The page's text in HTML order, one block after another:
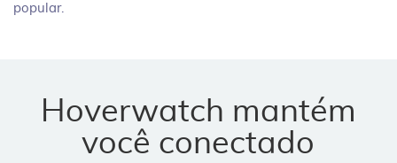
popular.
Hoverwatch mantém
você conectado